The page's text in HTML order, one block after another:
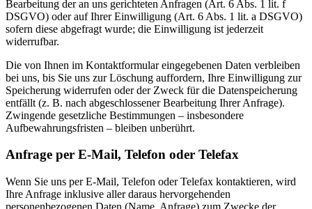
Bearbeitung der an uns gerichteten Anfragen (Art. 6 Abs. 1 lit. f
DSGVO) oder auf Ihrer Einwilligung (Art. 6 Abs. 1 lit. a DSGVO)
sofern diese abgefragt wurde; die Einwilligung ist jederzeit
widerrufbar.
Die von Ihnen im Kontaktformular eingegebenen Daten verbleiben
bei uns, bis Sie uns zur Löschung auffordern, Ihre Einwilligung zur
Speicherung widerrufen oder der Zweck für die Datenspeicherung
entfällt (z. B. nach abgeschlossener Bearbeitung Ihrer Anfrage).
Zwingende gesetzliche Bestimmungen – insbesondere
Aufbewahrungsfristen – bleiben unberührt.
Anfrage per E-Mail, Telefon oder Telefax
Wenn Sie uns per E-Mail, Telefon oder Telefax kontaktieren, wird
Ihre Anfrage inklusive aller daraus hervorgehenden